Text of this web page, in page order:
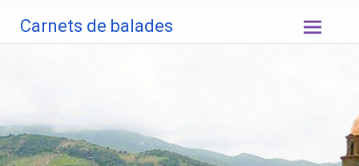
contenu
Carnets de balades